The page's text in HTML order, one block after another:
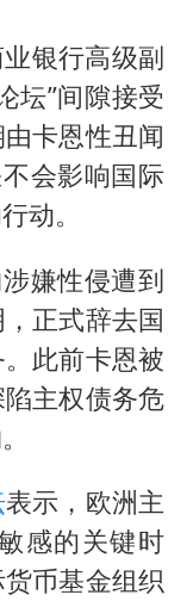
体市民书》
媒体：“内容由AI生成”不是免责盾牌
剧已下架
被查
路径
来没有“独立”过
女子网购名牌包发现是自己丢的那只
》售后来了
取消
航
人民的健康、体质、幸福一脉相承
银行高级副
坛”间隙接受
卡恩性丑闻
会影响国际
动。
嫌性侵遭到
正式辞去国
此前卡恩被
主权债务危
表示，欧洲主
感的关键时
币基金组织